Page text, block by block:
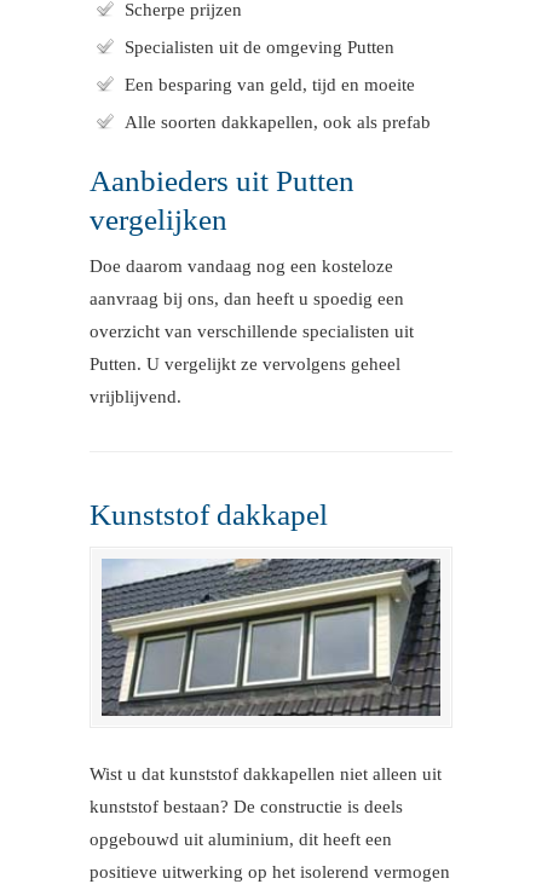
Scherpe prijzen
Specialisten uit de omgeving Putten
Een besparing van geld, tijd en moeite
Alle soorten dakkapellen, ook als prefab
Aanbieders uit Putten
vergelijken
Doe daarom vandaag nog een kosteloze
aanvraag bij ons, dan heeft u spoedig een
overzicht van verschillende specialisten uit
Putten. U vergelijkt ze vervolgens geheel
vrijblijvend.
Kunststof dakkapel
Wist u dat kunststof dakkapellen niet alleen uit
kunststof bestaan? De constructie is deels
opgebouwd uit aluminium, dit heeft een
positieve uitwerking op het isolerend vermogen